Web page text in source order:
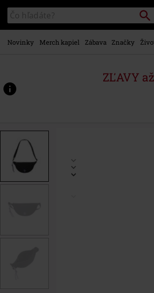
na
hlavný
obsah
Katalóg
vyhľadávania
Novinky Merch kapiel Zábava Značky
ZĽAVY
www.emp-
p/ta%C5%A1ka-
595359St.html